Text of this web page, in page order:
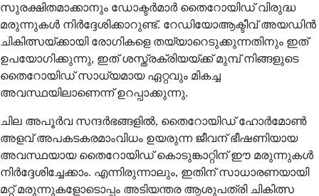
സുരക്ഷിതമാക്കാനും ഡോക്ടർമാർ തൈറോയിഡ് വിരുദ്ധ
മരുന്നുകൾ നിർദ്ദേശിക്കാറുണ്ട്. റേഡിയോആക്ടീവ് ​​അയഡിൻ
ചികിത്സയ്ക്കായി രോഗികളെ തയ്യാറെടുക്കുന്നതിനും ഇത്
ഉപയോഗിക്കുന്നു, ഇത് ശസ്ത്രക്രിയയ്ക്ക് മുമ്പ് നിങ്ങളുടെ
തൈറോയിഡ് സാധ്യമായ ഏറ്റവും മികച്ച
അവസ്ഥയിലാണെന്ന് ഉറപ്പാക്കുന്നു.
ചില അപൂർവ സന്ദർഭങ്ങളിൽ, തൈറോയിഡ് ഹോർമോൺ
അളവ് അപകടകരമാംവിധം ഉയരുന്ന ജീവന് ഭീഷണിയായ
അവസ്ഥയായ തൈറോയിഡ് കൊടുങ്കാറ്റിന് ഈ മരുന്നുകൾ
നിർദ്ദേശിച്ചേക്കാം. എന്നിരുന്നാലും, ഇതിന് സാധാരണയായി
മറ്റ് മരുന്നുകളോടൊപ്പം അടിയന്തര ആശുപത്രി ചികിത്സ